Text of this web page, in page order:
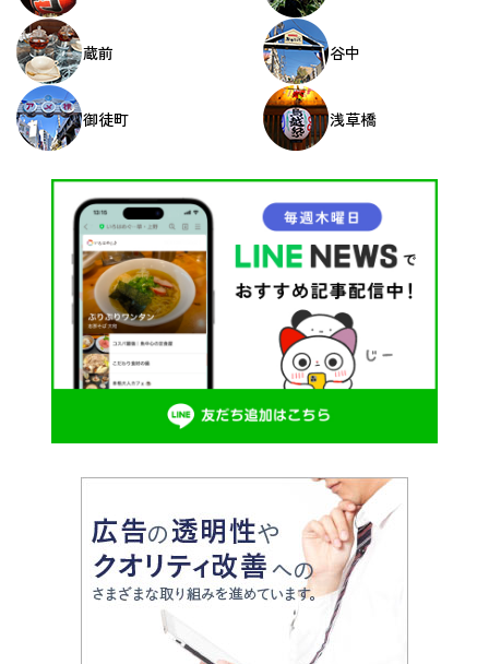
蔵前 谷中
御徒町 浅草橋